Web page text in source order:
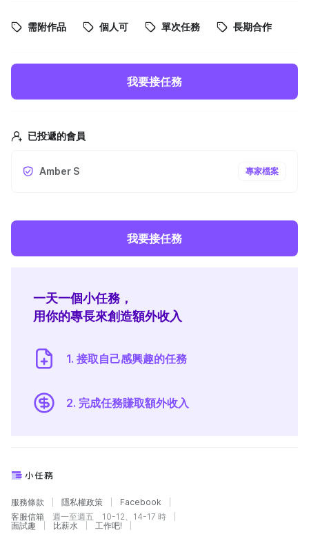
需附作品 個人可 單次任務 長期合作
我要接任務
已投遞的會員
Amber S 專家檔案
我要接任務
一天一個小任務，
用你的專長來創造額外收入
1. 接取自己感興趣的任務
2. 完成任務賺取額外收入
服務條款 隱私權政策
Facebook
客服信箱
週一至週五 10-12、14-17 時
面試趣
比薪水 工作吧!